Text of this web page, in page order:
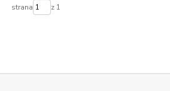
strana z 1